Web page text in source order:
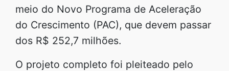
meio do Novo Programa de Aceleração
do Crescimento (PAC), que devem passar
dos R$ 252,7 milhões.
O projeto completo foi pleiteado pelo